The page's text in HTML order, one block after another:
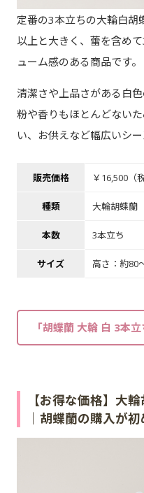
定番の3本立ちの大輪白胡
以上と大きく、蕾を含め
ューム感のある商品です。
清潔さや上品さがある白
粉や香りもほとんどない
い、お供えなど幅広いシ
販売価格 ￥16,500（
種類 大輪胡蝶蘭
本数 3本立ち
サイズ 高さ：約80
「胡蝶蘭 大輪 白 3本
【お得な価格】大
｜胡蝶蘭の購入が